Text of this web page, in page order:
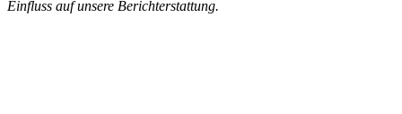
Einfluss auf unsere Berichterstattung.